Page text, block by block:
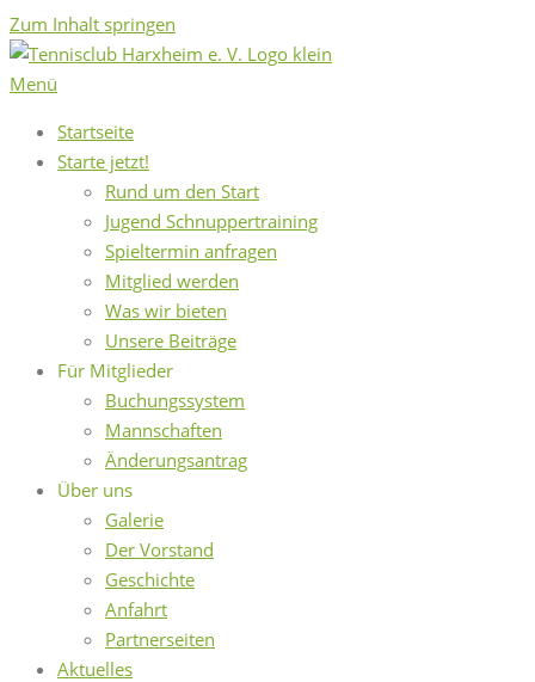
Zum Inhalt springen
Menü
Startseite
Starte jetzt!
Rund um den Start
Jugend Schnuppertraining
Spieltermin anfragen
Mitglied werden
Was wir bieten
Unsere Beiträge
Für Mitglieder
Buchungssystem
Mannschaften
Änderungsantrag
Über uns
Galerie
Der Vorstand
Geschichte
Anfahrt
Partnerseiten
Aktuelles